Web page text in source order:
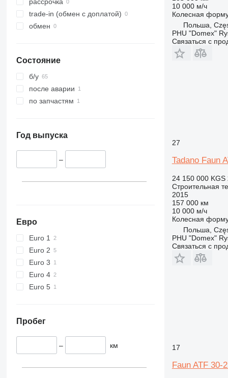
329
330
345
349
350
365
395
426
910
924
926
NXT
S-Series
Vibromax
рассрочка
trade-in (обмен с доплатой)
обмен
Состояние
б/у
после аварии
по запчастям
Год выпуска
–
Евро
Euro 1
Euro 2
Euro 3
Euro 4
Euro 5
Пробег
– км
10 000 м/ч
Колесная
Польша,
PHU "Domex"
Связаться с
27
Tadano Faun
24 150 000 KGS
Строительная
2015
157 000 км
10 000 м/ч
Колесная
Польша,
PHU "Domex"
Связаться с
17
Faun ATF 30-